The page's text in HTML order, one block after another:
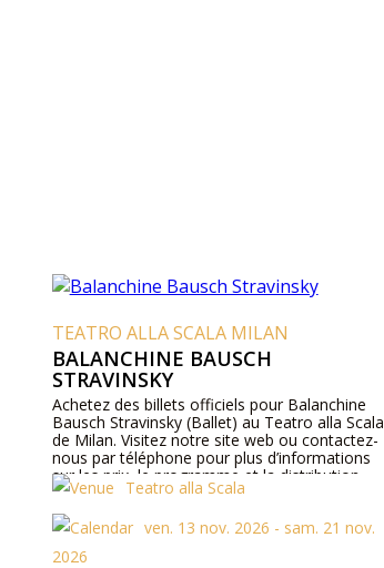
TEATRO ALLA SCALA MILAN
BALANCHINE BAUSCH
STRAVINSKY
Achetez des billets officiels pour Balanchine
Bausch Stravinsky (Ballet) au Teatro alla Scala
de Milan. Visitez notre site web ou contactez-
nous par téléphone pour plus d’informations
sur les prix, le programme et la distribution.
Teatro alla Scala
ven. 13 nov. 2026 - sam. 21 nov.
2026